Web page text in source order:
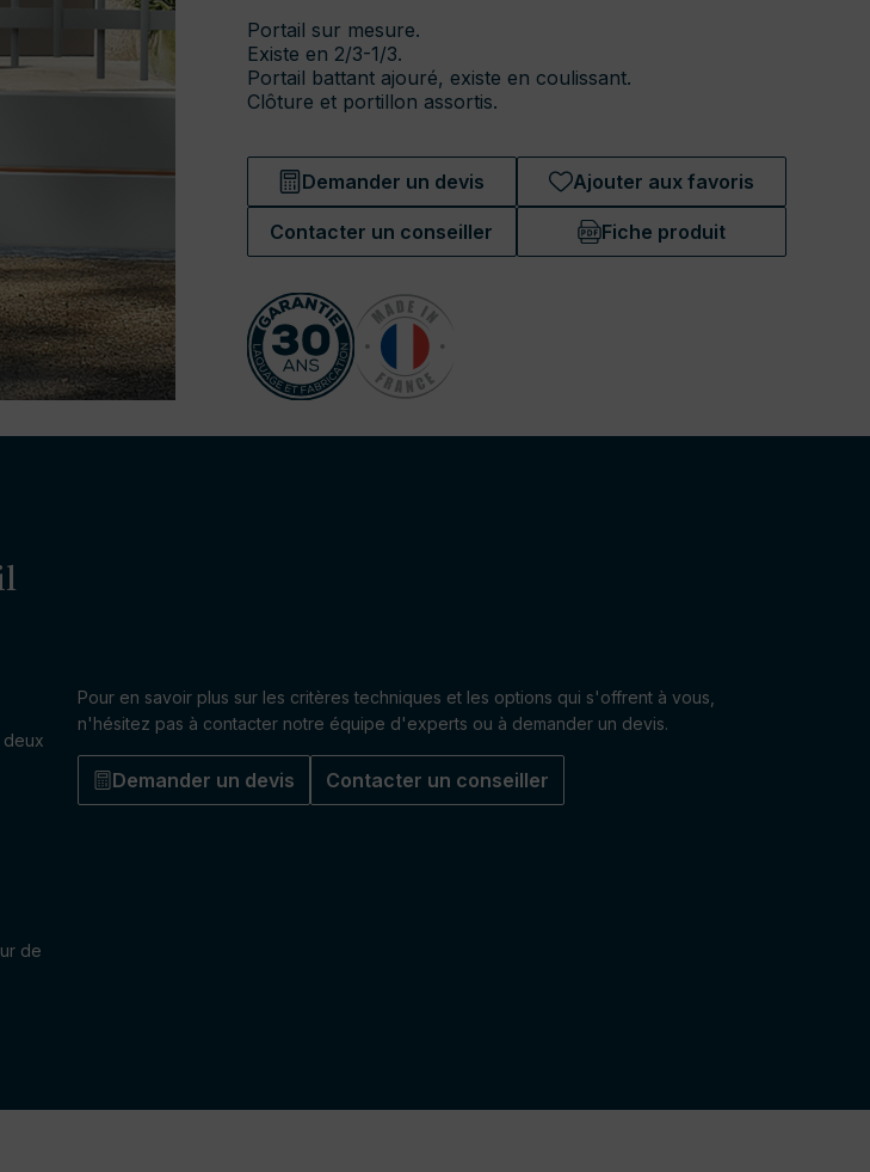
Portail sur mesure.
Existe en 2/3-1/3.
Portail battant ajouré, existe en coulissant.
Clôture et portillon assortis.
Demander un devis Ajouter aux favoris
Contacter un conseiller Fiche produit
deux
de
Pour en savoir plus sur les critères techniques et les options qui s'offrent à vous,
n'hésitez pas à contacter notre équipe d'experts ou à demander un devis.
Demander un devis Contacter un conseiller